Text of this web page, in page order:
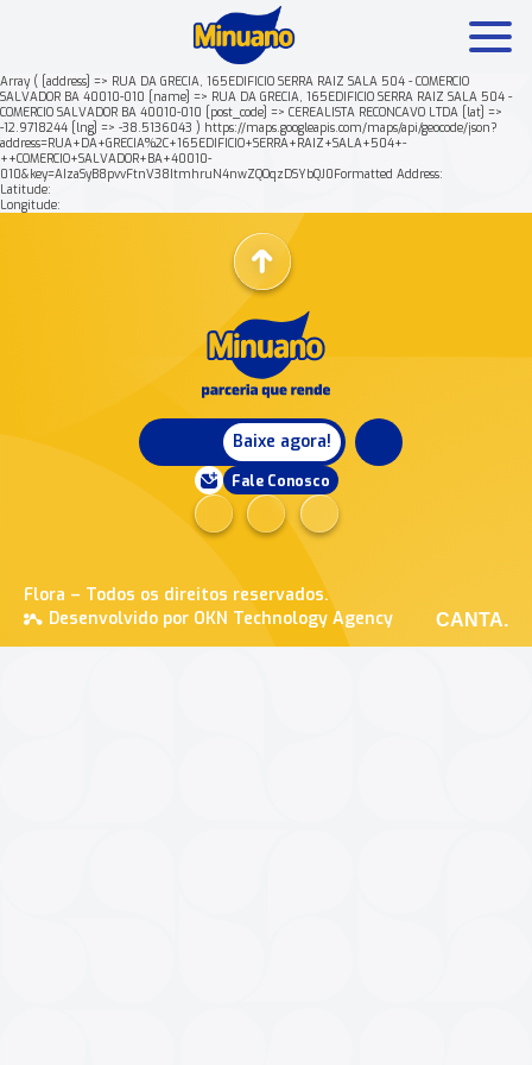
Array ( [address] => RUA DA GRECIA, 165EDIFICIO SERRA RAIZ SALA 504 - COMERCIO
SALVADOR BA 40010-010 [name] => RUA DA GRECIA, 165EDIFICIO SERRA RAIZ SALA 504 -
COMERCIO SALVADOR BA 40010-010 [post_code] => CEREALISTA RECONCAVO LTDA [lat] =>
-12.9718244 [lng] => -38.5136043 ) https://maps.googleapis.com/maps/api/geocode/json?
address=RUA+DA+GRECIA%2C+165EDIFICIO+SERRA+RAIZ+SALA+504+-
++COMERCIO+SALVADOR+BA+40010-
010&key=AIzaSyB8pvvFtnV38ItmhruN4nwZQOqzDSYbQJ0Formatted Address:
Latitude:
Longitude:
Baixe agora!
Fale Conosco
Flora – Todos os direitos reservados.
Desenvolvido por OKN Technology Agency
CANTA.
Mais buscados: Produtos Minuano Rende +
Nossa história